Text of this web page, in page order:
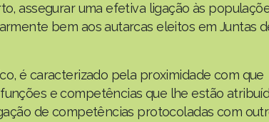
assegurar uma efetiva ligação às
bem aos autarcas eleitos em Juntas
é caracterizado pela proximidade com que
e competências que lhe estão
de competências protocoladas com